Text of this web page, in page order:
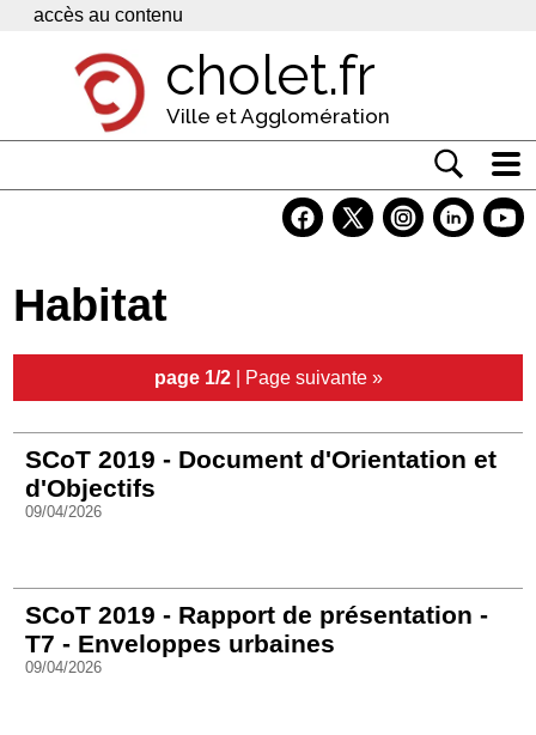
Panneau de gestion des cookies
accès au contenu
cholet.fr
Ville et Agglomération
Economie
Services
Habitat
page 1/2| Page suivante »
SCoT 2019 - Document d'Orientation et
d'Objectifs
09/04/2026
SCoT 2019 - Rapport de présentation -
T7 - Enveloppes urbaines
09/04/2026